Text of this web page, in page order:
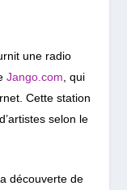
une radio
Jango.com , qui
Cette station
selon le
découverte de